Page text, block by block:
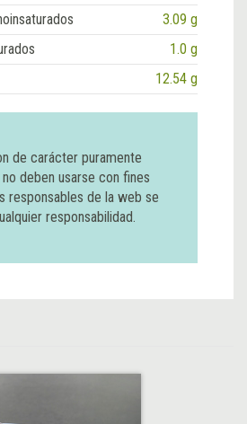
3.09 g
1.0 g
12.54 g
de carácter puramente
deben usarse con fines
responsables de la web se
responsabilidad.